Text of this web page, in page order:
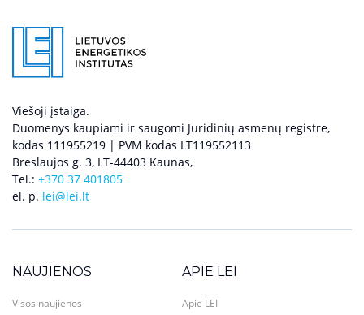
Viešoji įstaiga.
Duomenys kaupiami ir saugomi Juridinių asmenų registre,
kodas 111955219 | PVM kodas LT119552113
Breslaujos g. 3, LT-44403 Kaunas,
Tel.: +370 37 401805
el. p. lei@lei.lt
NAUJIENOS
Visos naujienos
APIE LEI
Apie LEI